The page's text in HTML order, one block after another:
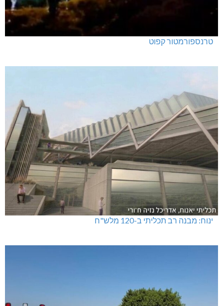
טרנספורמטור קפוט
ינוח: מבנה רב תכליתי ב-120 מלש"ח